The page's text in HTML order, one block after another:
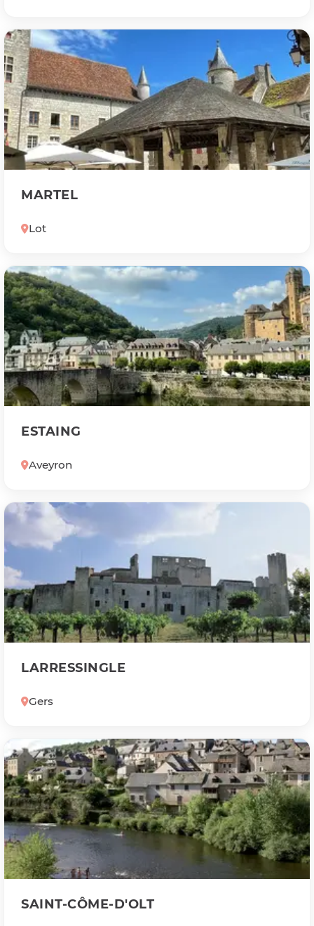
MARTEL
Lot
ESTAING
Aveyron
LARRESSINGLE
Gers
SAINT-CÔME-D'OLT